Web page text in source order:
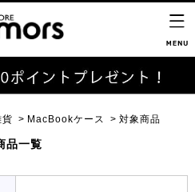
貨 MacBookケース 対象商品
品一覧